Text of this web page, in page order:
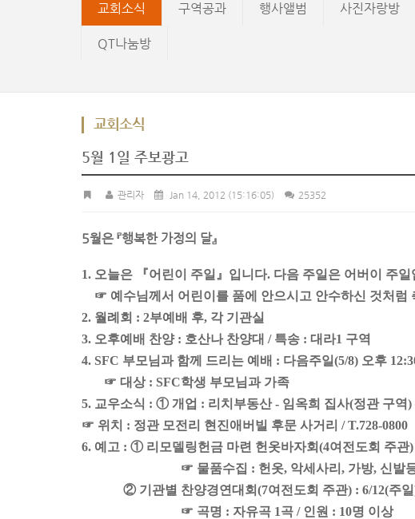
교회소식 구역공과 행사앨범 사진자랑방
QT나눔방
교회소식
5월 1일 주보광고
관리자 Jan 14, 2012 (15:16:05) 25352
5월은 『행복한 가정의 달』
1. 오늘은 『어린이 주일』입니다. 다음 주일은 어버이 주일
☞ 예수님께서 어린이를 품에 안으시고 안수하신 것처럼
2. 월례회 : 2부예배 후, 각 기관실
3. 오후예배 찬양 : 호산나 찬양대 / 특송 : 대라1 구역
4. SFC 부모님과 함께 드리는 예배 : 다음주일(5/8) 오후
☞ 대상 : SFC학생 부모님과 가족
5. 교우소식 : ① 개업 : 리치부동산 - 임옥희 집사(정관 구역)
☞ 위치 : 정관 모전리 현진애버빌 후문 사거리 / T.728-0800
6. 예고 : ① 리모델링헌금 마련 헌옷바자회(4여전도회 주관
☞ 물품수집 : 헌옷, 악세사리, 가방, 신발
② 기관별 찬양경연대회(7여전도회 주관) : 6/12(주일)
☞ 곡명 : 자유곡 1곡 / 인원 : 10명 이상